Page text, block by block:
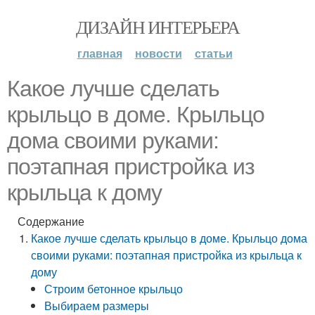
ДИЗАЙН ИНТЕРЬЕРА
главная новости статьи
Какое лучше сделать
крыльцо в доме. Крыльцо
дома своими руками:
поэтапная пристройка из
крыльца к дому
Содержание
Какое лучше сделать крыльцо в доме. Крыльцо дома
своими руками: поэтапная пристройка из крыльца к
дому
Строим бетонное крыльцо
Выбираем размеры